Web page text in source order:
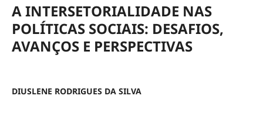
A INTERSETORIALIDADE NAS
POLÍTICAS SOCIAIS: DESAFIOS,
AVANÇOS E PERSPECTIVAS
DIUSLENE RODRIGUES DA SILVA